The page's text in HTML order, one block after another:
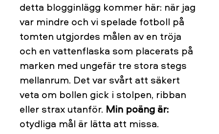
detta blogginlägg kommer här: när jag
var mindre och vi spelade fotboll på
tomten utgjordes målen av en tröja
och en vattenflaska som placerats på
marken med ungefär tre stora stegs
mellanrum. Det var svårt att säkert
veta om bollen gick i stolpen, ribban
eller strax utanför. Min poäng är:
otydliga mål är lätta att missa.